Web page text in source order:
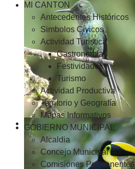
MI CANTON
Antecedentes Históricos
Simbolos Cívicos
Actividad Turística
Gastronomía
Festividades
Turismo
Actividad Productiva
Territorio y Geografía
Mapas Informativos
GOBIERNO MUNICIPAL
Alcaldia
Concejo Municipal
Comisiones Permanentes